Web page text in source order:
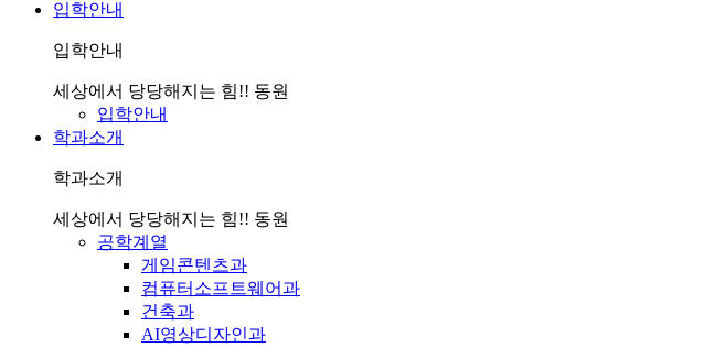
입학안내
입학안내
세상에서 당당해지는 힘!! 동원
입학안내
학과소개
학과소개
세상에서 당당해지는 힘!! 동원
공학계열
게임콘텐츠과
컴퓨터소프트웨어과
건축과
AI영상디자인과